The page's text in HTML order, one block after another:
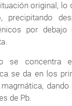
original, lo
precipitando
por
se concentra
se da en los
de Pb.